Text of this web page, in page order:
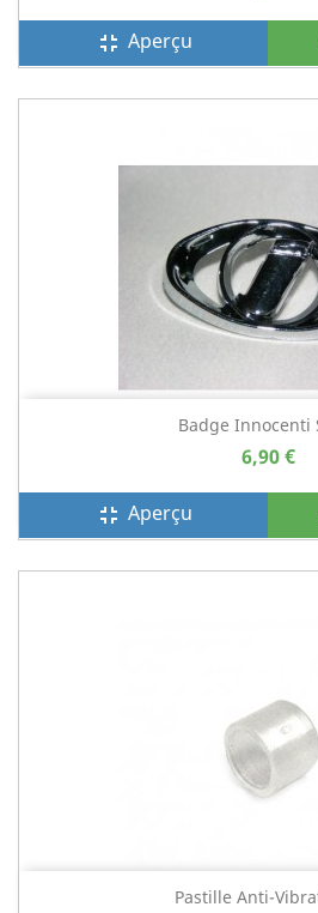
fullscreen_exit Aperçu
Badge Innocenti
6,90 €
fullscreen_exit Aperçu
Pastille Anti-